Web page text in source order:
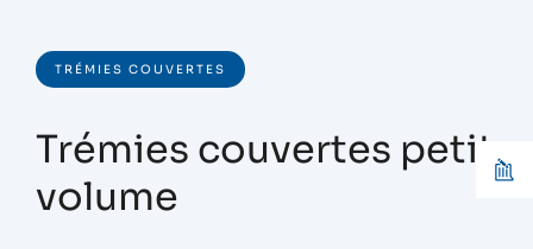
TRÉMIES COUVERTES
Trémies couvertes petit
volume